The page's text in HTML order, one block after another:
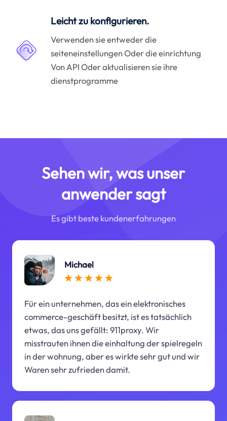
Leicht zu konfigurieren.
Verwenden sie entweder die
seiteneinstellungen Oder die einrichtung
Von API Oder aktualisieren sie ihre
dienstprogramme
Sehen wir, was unser
anwender sagt
Es gibt beste kundenerfahrungen
Michael
Für ein unternehmen, das ein elektronisches
commerce-geschäft besitzt, ist es tatsächlich
etwas, das uns gefällt: 911proxy. Wir
misstrauten ihnen die einhaltung der spielregeln
in der wohnung, aber es wirkte sehr gut und wir
Waren sehr zufrieden damit.